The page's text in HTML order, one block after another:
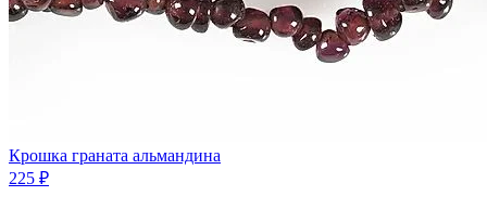
Крошка граната альмандина
225 ₽